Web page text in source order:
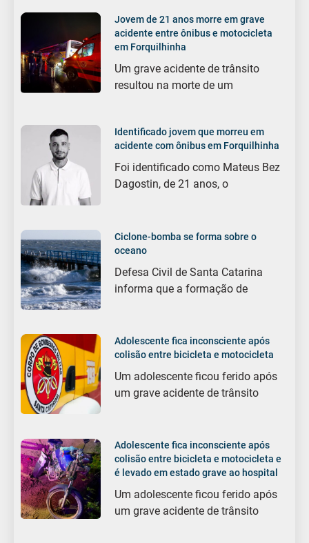
Jovem de 21 anos morre em grave
acidente entre ônibus e motocicleta
em Forquilhinha
Um grave acidente de trânsito
resultou na morte de um
Identificado jovem que morreu em
acidente com ônibus em Forquilhinha
Foi identificado como Mateus Bez
Dagostin, de 21 anos, o
Ciclone-bomba se forma sobre o
oceano
Defesa Civil de Santa Catarina
informa que a formação de
Adolescente fica inconsciente após
colisão entre bicicleta e motocicleta
Um adolescente ficou ferido após
um grave acidente de trânsito
Adolescente fica inconsciente após
colisão entre bicicleta e motocicleta e
é levado em estado grave ao hospital
Um adolescente ficou ferido após
um grave acidente de trânsito